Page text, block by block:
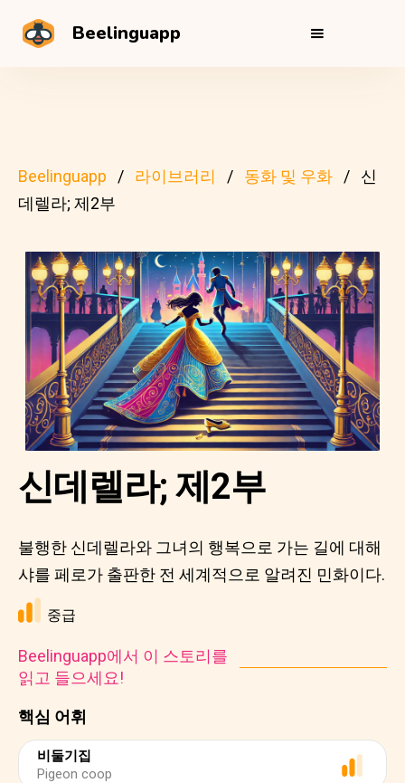
Beelinguapp
Beelinguapp 라이브러리 동화 및 우화
신
데렐라; 제2부
핵심 어휘
비둘기집
Pigeon coop
신데렐라; 제2부
불행한 신데렐라와 그녀의 행복으로 가는 길에 대해
샤를 페로가 출판한 전 세계적으로 알려진 민화이다.
중급
Beelinguapp에서 이 스토리를
읽고 들으세요!